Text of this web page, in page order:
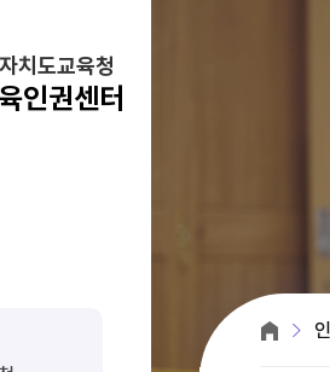
치도교육청
인권센터